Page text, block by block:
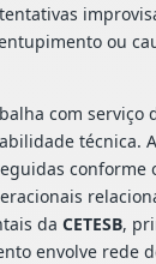
ou
com serviço
técnica.
conforme
da CETESB,
envolve rede